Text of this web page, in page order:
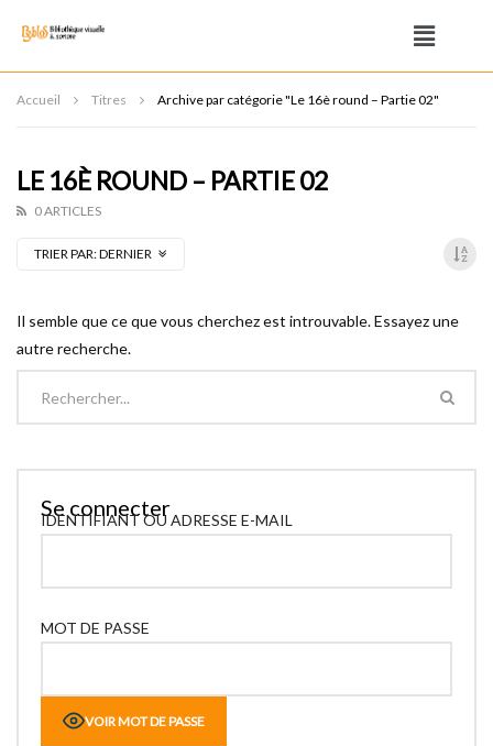
Accueil Titres Archive par catégorie "Le 16è round – Partie 02"
LE 16È ROUND – PARTIE 02
0 ARTICLES
TRIER PAR:DERNIER
Il semble que ce que vous cherchez est introuvable. Essayez une
autre recherche.
Se connecter
IDENTIFIANT OU ADRESSE E-MAIL
MOT DE PASSE
VOIR MOT DE PASSE